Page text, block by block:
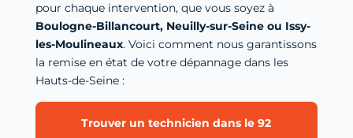
pour chaque intervention, que vous soyez à
Boulogne-Billancourt, Neuilly-sur-Seine ou Issy-
les-Moulineaux. Voici comment nous garantissons
la remise en état de votre dépannage dans les
Hauts-de-Seine :
Trouver un technicien dans le 92